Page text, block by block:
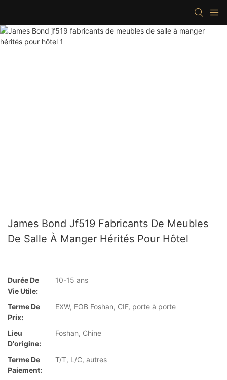
James Bond Jf519 Fabricants De Meubles
De Salle À Manger Hérités Pour Hôtel
Durée De
Vie Utile:
10-15 ans
Terme De
Prix:
EXW, FOB Foshan, CIF, porte à porte
Lieu
D'origine:
Foshan, Chine
Terme De
Paiement:
T/T, L/C, autres